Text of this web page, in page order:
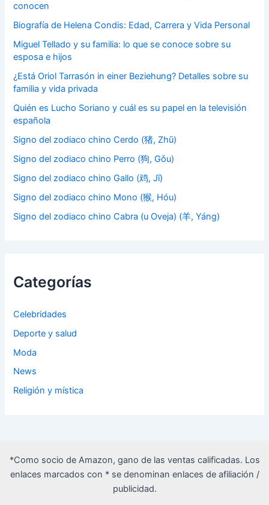
conocen
Biografía de Helena Condis: Edad, Carrera y Vida Personal
Miguel Tellado y su familia: lo que se conoce sobre su
esposa e hijos
¿Está Oriol Tarrasón in einer Beziehung? Detalles sobre su
familia y vida privada
Quién es Lucho Soriano y cuál es su papel en la televisión
española
Signo del zodiaco chino Cerdo (猪, Zhū)
Signo del zodiaco chino Perro (狗, Gǒu)
Signo del zodiaco chino Gallo (鸡, Jī)
Signo del zodiaco chino Mono (猴, Hóu)
Signo del zodiaco chino Cabra (u Oveja) (羊, Yáng)
Categorías
Celebridades
Deporte y salud
Moda
News
Religión y mística
*Como socio de Amazon, gano de las ventas calificadas. Los
enlaces marcados con * se denominan enlaces de afiliación /
publicidad.